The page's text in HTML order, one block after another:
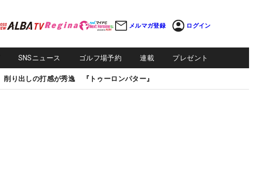
メルマガ登録 ログイン
SNSニュース ゴルフ場予約 連載 プレゼント
削り出しの打感が秀逸 『トゥーロンパター』